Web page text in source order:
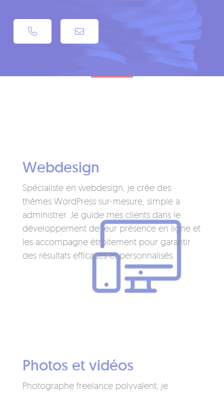
Webdesign
Spécialiste en webdesign, je crée des
thèmes WordPress sur-mesure, simple a
administrer. Je guide mes clients dans le
développement de leur présence en ligne et
les accompagne étroitement pour garantir
des résultats efficaces et personnalisés.
Photos et vidéos
Photographe freelance polyvalent, je